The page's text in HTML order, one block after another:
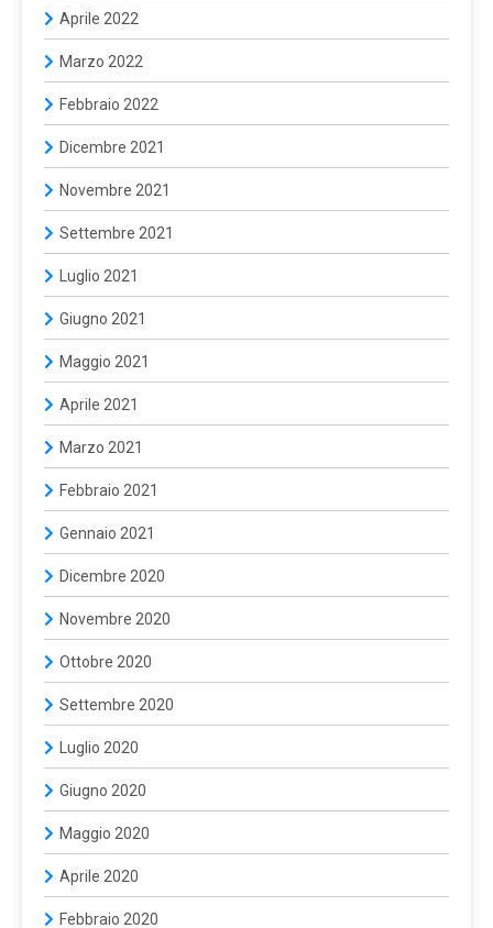
Aprile 2022
Marzo 2022
Febbraio 2022
Dicembre 2021
Novembre 2021
Settembre 2021
Luglio 2021
Giugno 2021
Maggio 2021
Aprile 2021
Marzo 2021
Febbraio 2021
Gennaio 2021
Dicembre 2020
Novembre 2020
Ottobre 2020
Settembre 2020
Luglio 2020
Giugno 2020
Maggio 2020
Aprile 2020
Febbraio 2020